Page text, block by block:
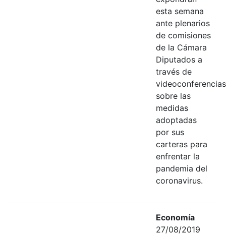
esta semana
ante plenarios
de comisiones
de la Cámara
Diputados a
través de
sobre las
medidas
adoptadas
por sus
carteras para
enfrentar la
pandemia del
coronavirus.
Economía
27/08/2019